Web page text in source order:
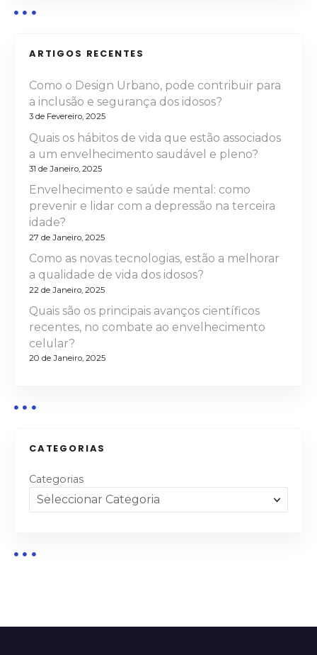
ã
ARTIGOS RECENTES
Como o Design Urbano, pode contribuir para
a inclusão e segurança dos idosos?
3 de Fevereiro, 2025
Quais os hábitos de vida que estão associados
a um envelhecimento saudável e pleno?
31 de Janeiro, 2025
Envelhecimento e saúde mental: como
prevenir e lidar com a depressão na terceira
idade?
27 de Janeiro, 2025
Como as novas tecnologias, estão a melhorar
a qualidade de vida dos idosos?
22 de Janeiro, 2025
Quais são os principais avanços científicos
recentes, no combate ao envelhecimento
celular?
20 de Janeiro, 2025
CATEGORIAS
Categorias